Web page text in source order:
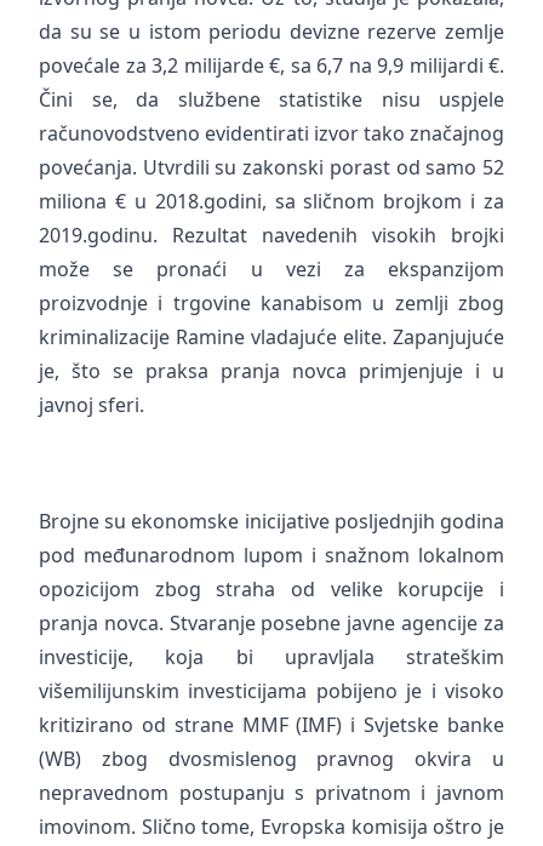
da su se u istom periodu devizne rezerve zemlje
povećale za 3,2 milijarde €, sa 6,7 ​​na 9,9 milijardi €.
Čini se, da službene statistike nisu uspjele
računovodstveno evidentirati izvor tako značajnog
povećanja. Utvrdili su zakonski porast od samo 52
miliona € u 2018.godini, sa sličnom brojkom i za
2019.godinu. Rezultat navedenih visokih brojki
može se pronaći u vezi za ekspanzijom
proizvodnje i trgovine kanabisom u zemlji zbog
kriminalizacije Ramine vladajuće elite. Zapanjujuće
je, što se praksa pranja novca primjenjuje i u
javnoj sferi.
Brojne su ekonomske inicijative posljednjih godina
pod međunarodnom lupom i snažnom lokalnom
opozicijom zbog straha od velike korupcije i
pranja novca. Stvaranje posebne javne agencije za
investicije, koja bi upravljala strateškim
višemilijunskim investicijama pobijeno je i visoko
kritizirano od strane MMF (IMF) i Svjetske banke
(WB) zbog dvosmislenog pravnog okvira u
nepravednom postupanju s privatnom i javnom
imovinom. Slično tome, Evropska komisija oštro je